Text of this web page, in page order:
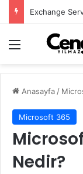
Menü
Anasayfa /
Microsoft 365
Nedir?